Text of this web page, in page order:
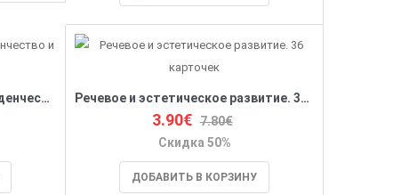
Биндунг - психотерапия: младенчество и ранний возраст Речевое и эстетическое развитие. 36 карточек
3.90€ 7.80€
Скидка 50%
ДОБАВИТЬ В КОРЗИНУ